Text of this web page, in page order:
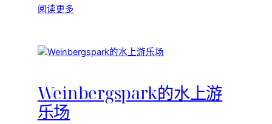
阅读更多
Weinbergspark的水上游
乐场